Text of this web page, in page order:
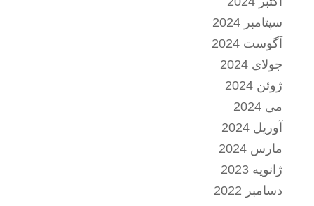
سپتامبر 2024
آگوست 2024
جولای 2024
ژوئن 2024
می 2024
آوریل 2024
مارس 2024
ژانویه 2023
دسامبر 2022